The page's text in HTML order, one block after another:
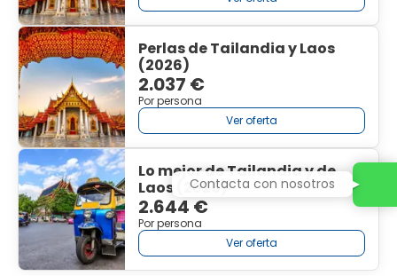
Perlas de Tailandia y Laos
(2026)
2.037 €
Por persona
Ver oferta
Lo mejor de Tailandia y de
Laos (2026)
2.644 €
Por persona
Ver oferta
Contacta con nosotros